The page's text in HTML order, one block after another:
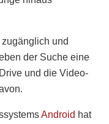
und
der Suche eine
und die Video-
Android hat